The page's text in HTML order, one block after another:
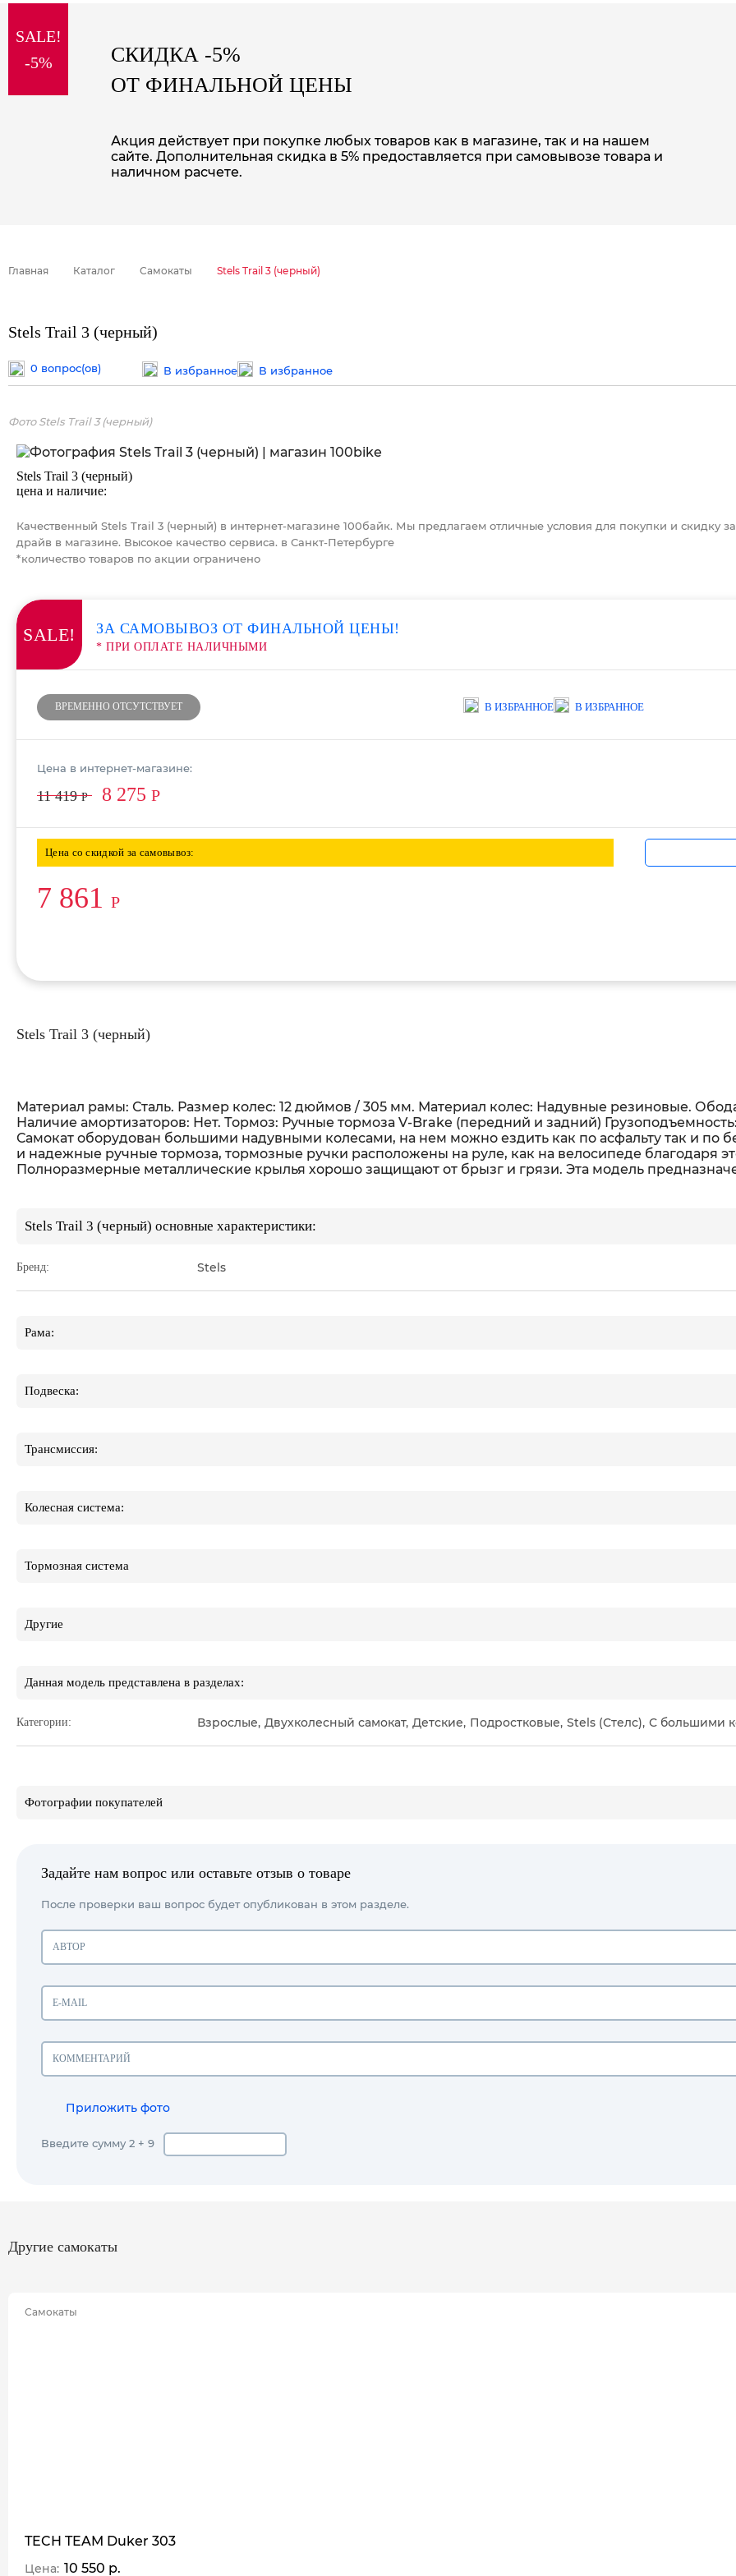
special price
SALE!
-5%
СКИДКА -5%
ОТ ФИНАЛЬНОЙ ЦЕНЫ
Акция действует при покупке любых товаров как в магазине, так и на нашем
сайте. Дополнительная скидка в 5% предоставляется при самовывозе товара и
наличном расчете.
Главная Каталог Самокаты Stels Trail 3 (черный)
Stels Trail 3 (черный)
0 вопрос(ов) В избранное В избранное
Фото Stels Trail 3 (черный)
Stels Trail 3 (черный)
цена и наличие:
Качественный Stels Trail 3 (черный) в интернет-магазине 100байк. Мы предлагаем отличные условия для покупки и скидку
драйв в магазине. Высокое качество сервиса. в Санкт-Петербурге
*количество товаров по акции ограничено
SALE! ЗА САМОВЫВОЗ ОТ ФИНАЛЬНОЙ ЦЕНЫ!
* ПРИ ОПЛАТЕ НАЛИЧНЫМИ
ВРЕМЕННО ОТСУТСТВУЕТ В ИЗБРАННОЕ В ИЗБРАННОЕ
Цена в интернет-магазине:
11 419Р 8 275 Р
Цена со скидкой за самовывоз:
7 861 Р
Stels Trail 3 (черный)
Материал рамы: Сталь. Размер колес: 12 дюймов / 305 мм. Материал колес: Надувные резиновые.
Наличие амортизаторов: Нет. Тормоз: Ручные тормоза V-Brake (передний и задний)
Самокат оборудован большими надувными колесами, на нем можно ездить как по асфальту так и
и надежные ручные тормоза, тормозные ручки расположены на руле, как на велосипеде благодаря
Полноразмерные металлические крылья хорошо защищают от брызг и грязи. Эта модель
Stels Trail 3 (черный) основные характеристики:
Бренд: Stels
Рама:
Подвеска:
Трансмиссия:
Колесная система:
Тормозная система
Другие
Данная модель представлена в разделах:
Категории: Взрослые, Двухколесный самокат, Детские, Подростковые, Stels (Стелс), С большими
Фотографии покупателей
Задайте нам вопрос или оставьте отзыв о товаре
После проверки ваш вопрос будет опубликован в этом разделе.
Приложить фото
Введите сумму 2 + 9
Другие самокаты
Самокаты
TECH TEAM Duker 303
Цена: 10 550 р.